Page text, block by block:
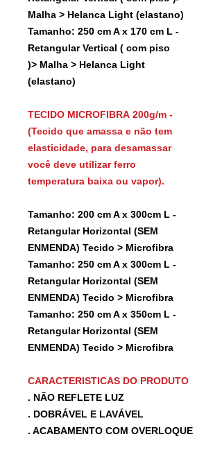
Malha > Helanca Light (elastano)
Tamanho: 250 cm A x 170 cm L -
Retangular Vertical ( com piso
)> Malha > Helanca Light
(elastano)
TECIDO MICROFIBRA 200g/m -
(Tecido que amassa e não tem
elasticidade, para desamassar
você deve utilizar ferro
temperatura baixa ou vapor).
Tamanho: 200 cm A x 300cm L -
Retangular Horizontal (SEM
ENMENDA) Tecido > Microfibra
Tamanho: 250 cm A x 300cm L -
Retangular Horizontal (SEM
ENMENDA) Tecido > Microfibra
Tamanho: 250 cm A x 350cm L -
Retangular Horizontal (SEM
ENMENDA) Tecido > Microfibra
CARACTERISTICAS DO PRODUTO
. NÃO REFLETE LUZ
. DOBRÁVEL E LAVÁVEL
. ACABAMENTO COM OVERLOQUE